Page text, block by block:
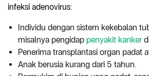
infeksi adenovirus:
Individu dengan sistem kekebalan
misalnya pengidap penyakit kanker
Penerima transplantasi organ padat
Anak berusia kurang dari 5 tahun.